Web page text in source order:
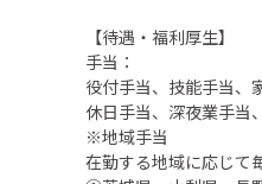
【待遇・福利厚生】
手当：
役付手当、技能手当、
休日手当、深夜業手
※地域手当
在勤する地域に応じて